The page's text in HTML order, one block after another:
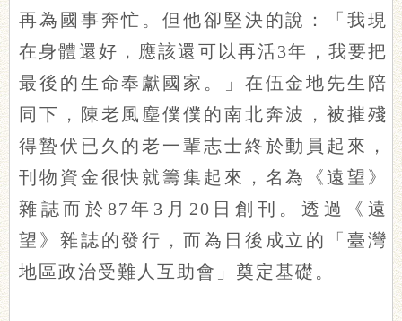
再為國事奔忙。但他卻堅決的說：「我現
在身體還好，應該還可以再活3年，我要把
最後的生命奉獻國家。」在伍金地先生陪
同下，陳老風塵僕僕的南北奔波，被摧殘
得蟄伏已久的老一輩志士終於動員起來，
刊物資金很快就籌集起來，名為《遠望》
雜誌而於87年3月20日創刊。透過《遠
望》雜誌的發行，而為日後成立的「臺灣
地區政治受難人互助會」奠定基礎。